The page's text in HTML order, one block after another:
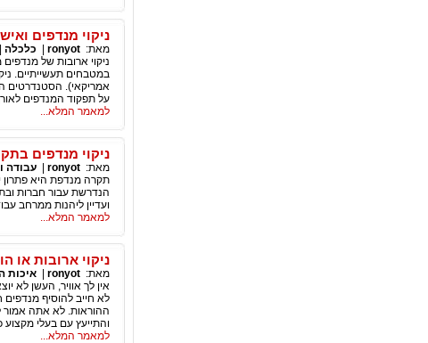
ניקוי מנדפים
מאת: ronyot כלכלה
ניקוי ארובות של
אמריקאי). הסטנדרטים
על תפקוד המנדפים
למאמר המלא...
ניקוי מנדפים
מאת: ronyot עבודה
תקרה מנדפת היא פתרון
הנדרשת עבור חברות
ועדיין ליהנות ממרחב
למאמר המלא...
ניקוי ארובות
מאת: ronyot איכות
אין לך אוויר, העשן לא
לא חייב להוסיף
ההוראות. לא אתה אמור
והתייעץ עם בעלי מקצוע
למאמר המלא...